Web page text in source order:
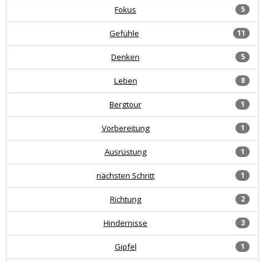
5
Fokus
11
Gefühle
5
Denken
8
Leben
1
Bergtour
1
Vorbereitung
1
Ausrüstung
1
nächsten Schritt
2
Richtung
3
Hindernisse
1
Gipfel